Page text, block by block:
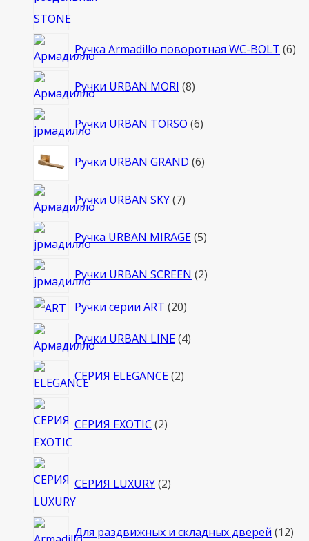
Ручка Armadillo поворотная WC-BOLT 66
Ручки URBAN MORI 88
Ручки URBAN TORSO 66
Ручки URBAN GRAND 66
Ручки URBAN SKY 77
Ручка URBAN MIRAGE 55
Ручки URBAN SCREEN 22
Ручки серии ART 2020
Ручки URBAN LINE 44
СЕРИЯ ELEGANCE 22
СЕРИЯ EXOTIC 2товара
СЕРИЯ LUXURY 2товара
Для раздвижных и складных дверей 1212